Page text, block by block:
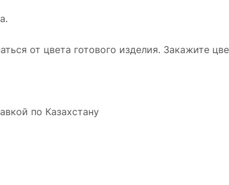
от цвета готового изделия. Закажите
по Казахстану